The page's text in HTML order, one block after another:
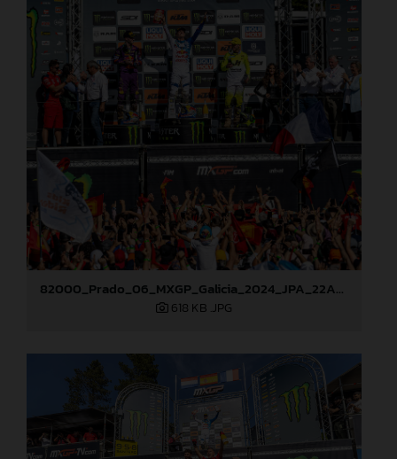
82000_Prado_06_MXGP_Galicia_2024_JPA_22A8227
618 KB .JPG